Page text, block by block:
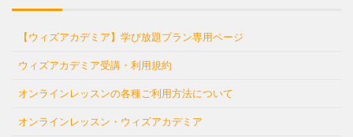
【ウィズアカデミア】学び放題プラン専用ページ
ウィズアカデミア受講・利用規約
オンラインレッスンの各種ご利用方法について
オンラインレッスン・ウィズアカデミア